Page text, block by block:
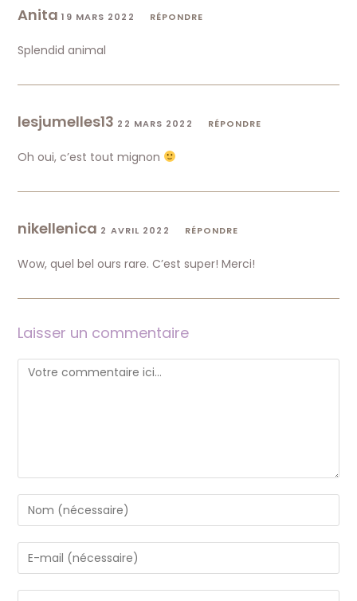
Anita 19 MARS 2022 RÉPONDRE
Splendid animal
lesjumelles13 22 MARS 2022 RÉPONDRE
Oh oui, c’est tout mignon
nikellenica 2 AVRIL 2022 RÉPONDRE
Wow, quel bel ours rare. C’est super! Merci!
Laisser un commentaire
Comment
Enter
your
name
or
Enter
your
email